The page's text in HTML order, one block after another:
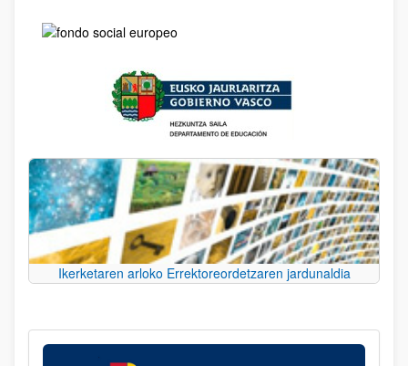
Ikerketaren arloko Errektoreordetzaren jardunaldia